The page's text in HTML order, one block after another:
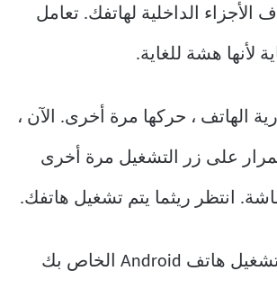
الأجزاء الداخلية لهاتفك. تعامل
لأنها هشة للغاية.
الهاتف ، حركها مرة أخرى. الآن ،
على زر التشغيل مرة أخرى
انتظر ريثما يتم تشغيل هاتفك.
هاهو! تم إعادة تشغيل هاتف Android الخاص بك